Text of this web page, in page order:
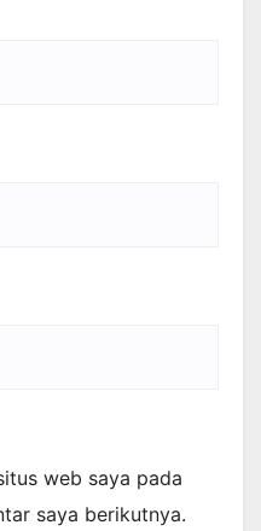
web saya pada
saya berikutnya.